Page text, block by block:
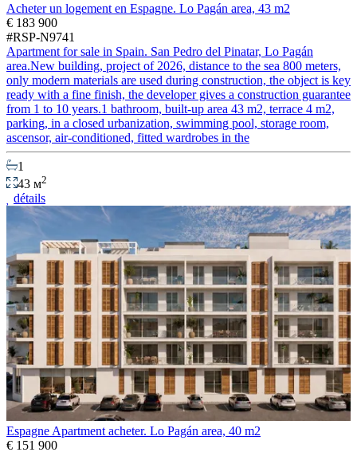
Acheter un logement en Espagne. Lo Pagán area, 43 m2
€ 183 900
#RSP-N9741
Apartment for sale in Spain. San Pedro del Pinatar, Lo Pagán
area.New building, project of 2026, distance to the sea 800 meters,
only modern materials are used during construction, the object is key
ready with a fine finish, the developer gives a construction guarantee
from 1 to 10 years.1 bathroom, built-up area 43 m2, terrace 4 m2,
parking, in a closed urbanization, swimming pool, storage room,
ascensor, air-conditioned, fitted wardrobes in the
1
43 м2
détails
Espagne Apartment acheter. Lo Pagán area, 40 m2
€ 151 900